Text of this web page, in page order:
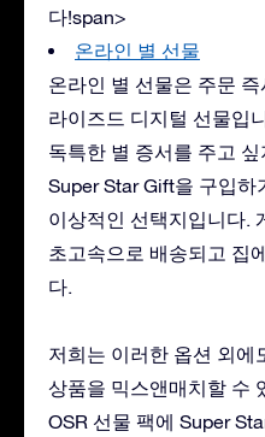
다!span>
온라인 별 선물
온라인 별 선물은 주문
라이즈드 디지털 선물입
독특한 별 증서를 주고
Super Star Gift을 구입하
이상적인 선택지입니다.
초고속으로 배송되고 집
다.
저희는 이러한 옵션 외에
상품을 믹스앤매치할 수
OSR 선물 팩에 Super